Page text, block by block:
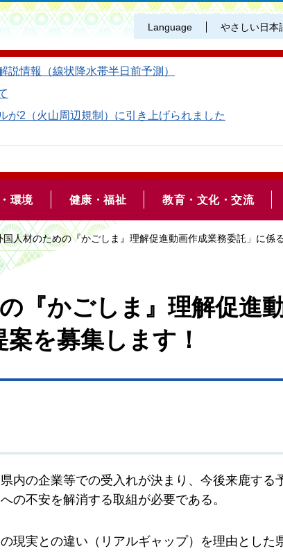
Language やさしい日本
説情報（線状降水帯半日前予測）
が2（火山周辺規制）に引き上げられました
環境 健康・福祉 教育・文化・交流
人材のための『かごしま』理解促進動画作成業務委託」に係
『かごしま』理解促進
を募集します！
内の企業等での受入れが決まり、今後来鹿する
の不安を解消する取組が必要である。
現実との違い（リアルギャップ）を理由とした